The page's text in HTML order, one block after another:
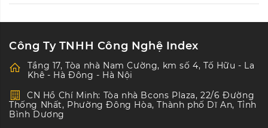
Công Ty TNHH Công Nghệ Index
Tầng 17, Tòa nhà Nam Cường, km số 4, Tố Hữu - La
Khê - Hà Đông - Hà Nội
CN Hồ Chí Minh: Tòa nhà Bcons Plaza, 22/6 Đường
Thống Nhất, Phường Đông Hòa, Thành phố Dĩ An, Tỉnh
Bình Dương